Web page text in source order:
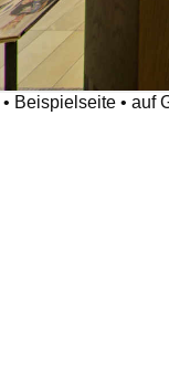
• Beispielseite • auf